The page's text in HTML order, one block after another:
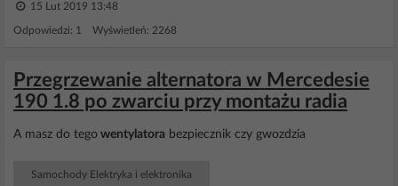
15 Lut 2019 13:48
Odpowiedzi: 1 Wyświetleń: 2268
Przegrzewanie alternatora w Mercedesie
190 1.8 po zwarciu przy montażu radia
A masz do tego wentylatora bezpiecznik czy gwozdzia
Samochody Elektryka i elektronika